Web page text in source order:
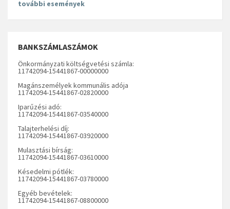
további események
BANKSZÁMLASZÁMOK
Önkormányzati költségvetési számla:
11742094-15441867-00000000
Magánszemélyek kommunális adója
11742094-15441867-02820000
Iparűzési adó:
11742094-15441867-03540000
Talajterhelési díj:
11742094-15441867-03920000
Mulasztási bírság:
11742094-15441867-03610000
Késedelmi pótlék:
11742094-15441867-03780000
Egyéb bevételek:
11742094-15441867-08800000